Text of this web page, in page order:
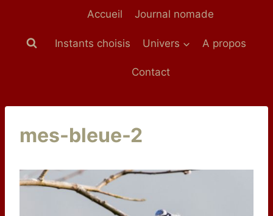
contenu
Accueil Journal nomade
Instants choisis Univers A propos
Contact
mes-bleue-2